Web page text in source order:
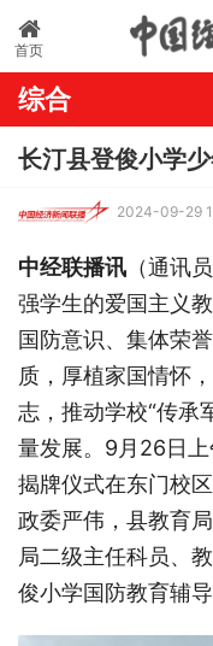
首页
综合
长汀县登俊小学
2024-09-29
中经联播讯 （通讯
强学生的爱国主义
国防意识、集体荣
质，厚植家国情怀
志，推动学校“传承
量发展。9月26日
揭牌仪式在东门校
政委严伟，县教育
局二级主任科员、
俊小学国防教育辅